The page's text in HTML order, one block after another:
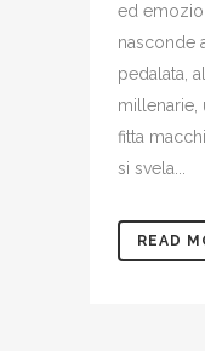
ed
nasconde
pedalata,
millenarie,
fitta
si svela...
READ